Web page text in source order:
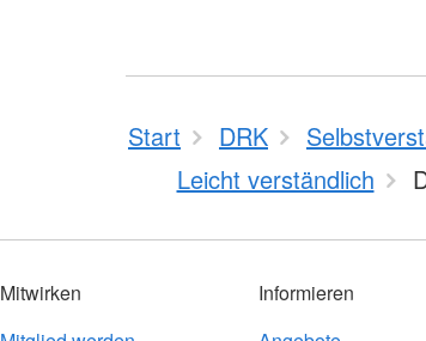
Start DRK
Leicht verständlich
Mitwirken
Informieren